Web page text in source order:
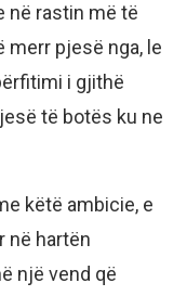
në rastin më të
merr pjesë nga, le
i gjithë
të botës ku ne
këtë ambicie, e
në hartën
një vend që